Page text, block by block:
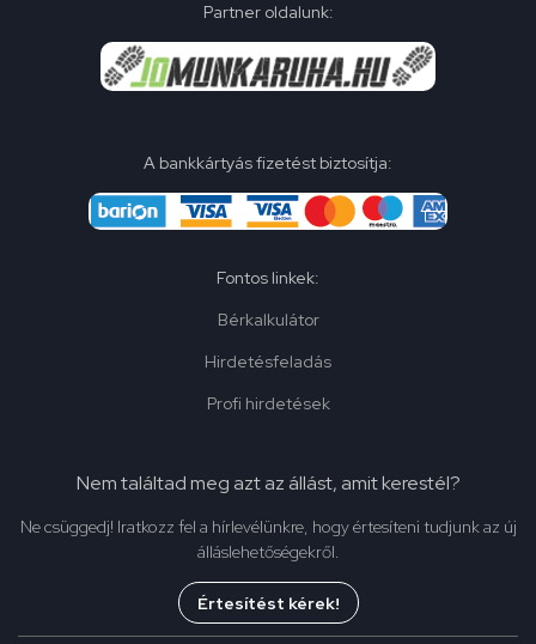
Partner oldalunk:
A bankkártyás fizetést biztosítja:
Fontos linkek:
Bérkalkulátor
Hirdetésfeladás
Profi hirdetések
Nem találtad meg azt az állást, amit kerestél?
Ne csüggedj! Iratkozz fel a hírlevélünkre, hogy értesíteni tudjunk az új
álláslehetőségekről.
Értesítést kérek!